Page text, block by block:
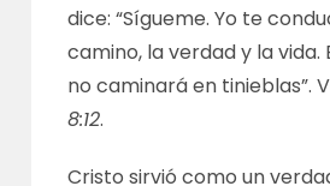
dice: “Sígueme. Yo te
camino, la verdad y la vida.
no caminará en tinieblas”.
8:12.
Cristo sirvió como un